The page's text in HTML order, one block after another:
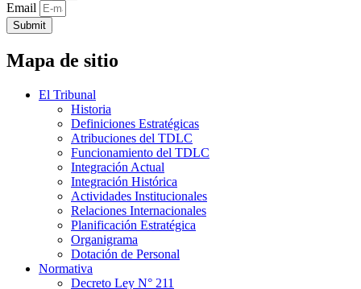
Email
Submit
Mapa de sitio
El Tribunal
Historia
Definiciones Estratégicas
Atribuciones del TDLC
Funcionamiento del TDLC
Integración Actual
Integración Histórica
Actividades Institucionales
Relaciones Internacionales
Planificación Estratégica
Organigrama
Dotación de Personal
Normativa
Decreto Ley N° 211